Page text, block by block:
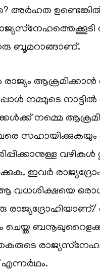
ബൂമറാങ്ങാണ്.
ആക്രമിക്കാൻ
നമ്മുടെ
നമ്മെ
ഇവർ
ആ വധശിക്ഷയെ
ചെയ്ത
എന്നർഥം.